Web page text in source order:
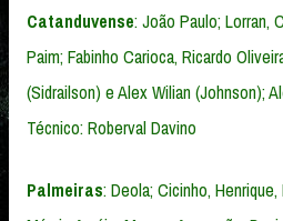
Catanduvense: João Paulo; Lorran,
Paim; Fabinho Carioca, Ricardo
(Sidrailson) e Alex Wilian (Johnson);
Técnico: Roberval Davino
Palmeiras: Deola; Cicinho,